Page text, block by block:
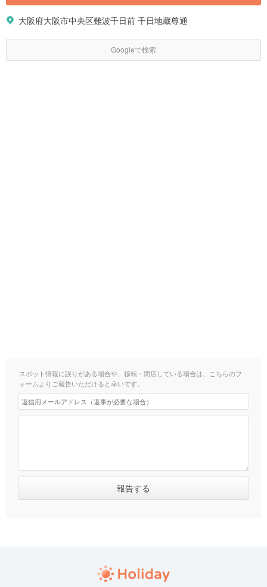
大阪府大阪市中央区難波千日前 千日地蔵尊通
Googleで検索
スポット情報に誤りがある場合や、移転・閉店している場合は、こちらのフ
ォームよりご報告いただけると幸いです。